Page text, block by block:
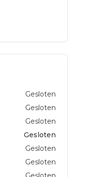
Gesloten
Gesloten
Gesloten
Gesloten
Gesloten
Gesloten